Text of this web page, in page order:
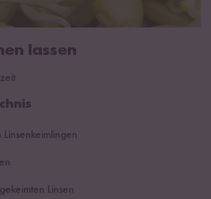
lassen
Linsen